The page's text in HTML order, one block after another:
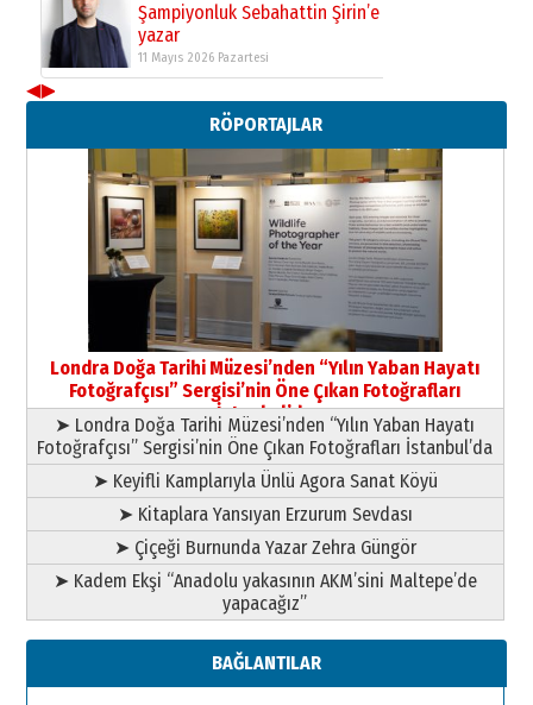
Şampiyonluk Sebahattin Şirin’e
yazar
11 Mayıs 2026 Pazartesi
Neşat YALÇIN
Paranın Aile Kültüründeki Yeri
03 Ağustos 2026 Pazartesi
Yıldırım Gündoğdu
HAVVA’NIN ÜÇ KIZI
09 Temmuz 2026 Perşembe
Yusuf POLAT
Şampiyonluk Sebahattin Şirin’e
yazar
11 Mayıs 2026 Pazartesi
◀▶
RÖPORTAJLAR
Londra Doğa Tarihi Müzesi’nden “Yılın Yaban Hayatı
Fotoğrafçısı” Sergisi’nin Öne Çıkan Fotoğrafları
İstanbul’da
➤ Londra Doğa Tarihi Müzesi’nden “Yılın Yaban Hayatı
Fotoğrafçısı” Sergisi’nin Öne Çıkan Fotoğrafları İstanbul’da
➤ Keyifli Kamplarıyla Ünlü Agora Sanat Köyü
➤ Kitaplara Yansıyan Erzurum Sevdası
➤ Çiçeği Burnunda Yazar Zehra Güngör
➤ Kadem Ekşi “Anadolu yakasının AKM’sini Maltepe’de
yapacağız”
BAĞLANTILAR